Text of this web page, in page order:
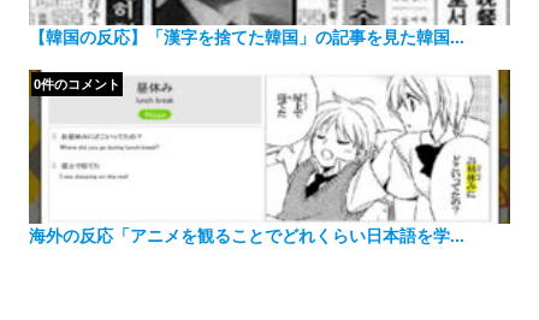
【韓国の反応】「漢字を捨てた韓国」の記事を見た韓国...
海外の反応「アニメを観ることでどれくらい日本語を学...
0件のコメント